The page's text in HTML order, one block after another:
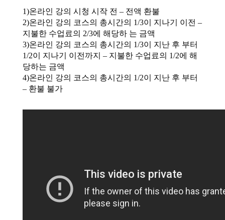
1)온라인 강의 시청 시작 전 – 전액 환불
2)온라인 강의 코스의 총시간의 1/3이 지나기 이전 –
지불한 수업료의 2/3에 해당하 는 금액
3)온라인 강의 코스의 총시간의 1/3이 지난 후 부터
1/2이 지나기 이전까지 – 지불한 수업료의 1/2에 해
당하는 금액
4)온라인 강의 코스의 총시간의 1/2이 지난 후 부터
– 환불 불가